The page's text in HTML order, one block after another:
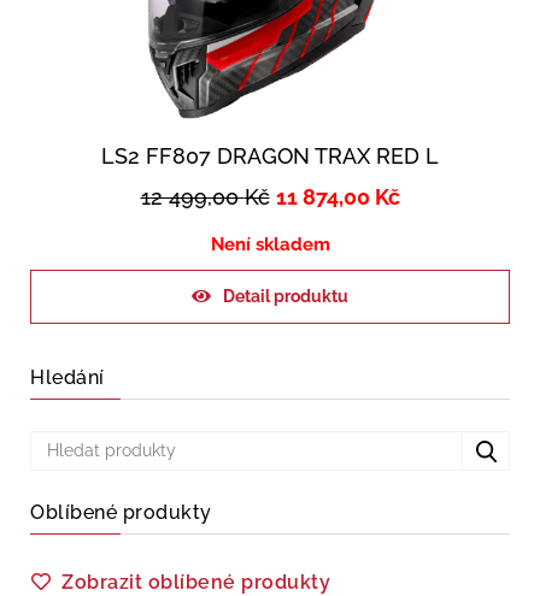
LS2 FF807 DRAGON TRAX RED L
12 499,00Kč 11 874,00 Kč
Není skladem
Detail produktu
Hledání
Oblíbené produkty
Zobrazit oblíbené produkty